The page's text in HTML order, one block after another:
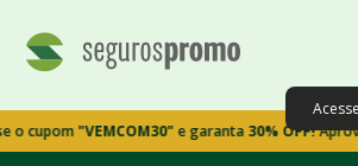
"VEMCOM30"e garanta30% OFF!Aproveite,